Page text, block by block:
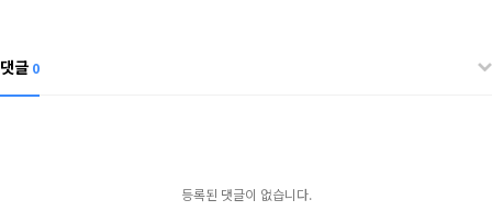
댓글 0
등록된 댓글이 없습니다.